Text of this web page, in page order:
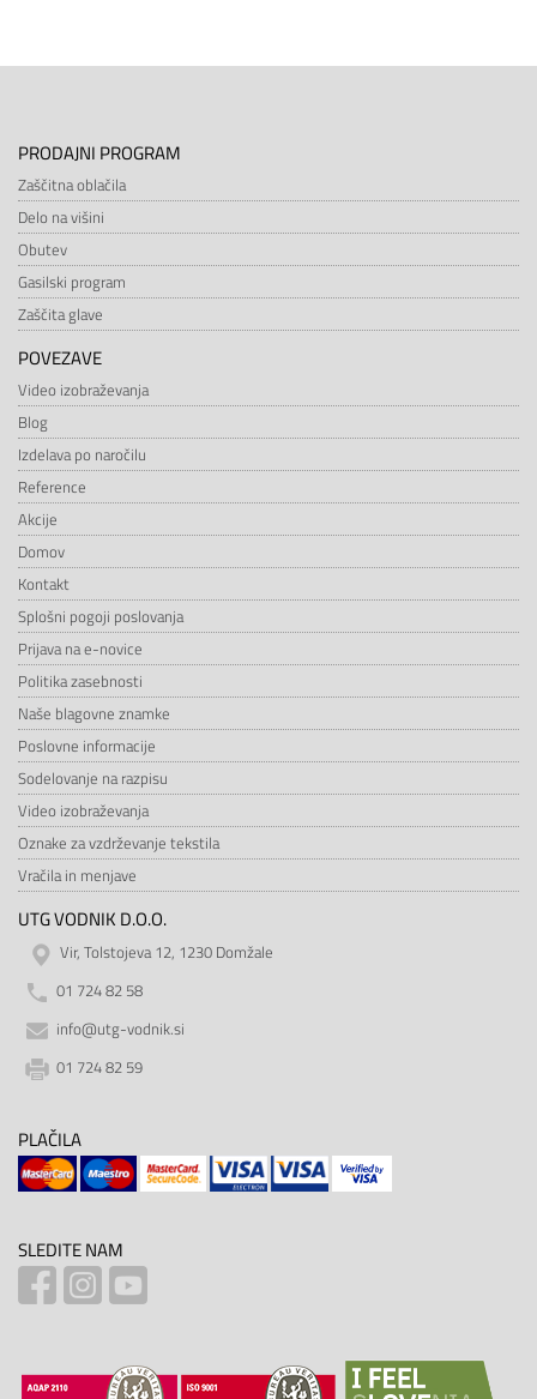
PRODAJNI PROGRAM
Zaščitna oblačila
Delo na višini
Obutev
Gasilski program
Zaščita glave
POVEZAVE
Video izobraževanja
Blog
Izdelava po naročilu
Reference
Akcije
Domov
Kontakt
Splošni pogoji poslovanja
Prijava na e-novice
Politika zasebnosti
Naše blagovne znamke
Poslovne informacije
Sodelovanje na razpisu
Video izobraževanja
Oznake za vzdrževanje tekstila
Vračila in menjave
UTG VODNIK D.O.O.
Vir, Tolstojeva 12, 1230 Domžale
01 724 82 58
info@utg-vodnik.si
01 724 82 59
PLAČILA
SLEDITE NAM